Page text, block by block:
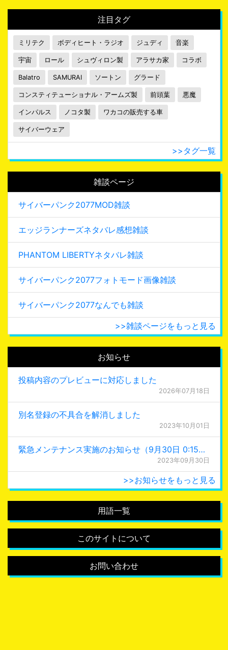
注目タグ
ミリテク ボディヒート・ラジオ ジュディ 音楽
宇宙 ロール シュヴィロン製 アラサカ家 コラボ
Balatro SAMURAI ソートン グラード
コンスティテューショナル・アームズ製 前頭葉 悪魔
インパルス ノコタ製 ワカコの販売する車
サイバーウェア
>>タグ一覧
雑談ページ
サイバーパンク2077MOD雑談
エッジランナーズネタバレ感想雑談
PHANTOM LIBERTYネタバレ雑談
サイバーパンク2077フォトモード画像雑談
サイバーパンク2077なんでも雑談
>>雑談ページをもっと見る
お知らせ
投稿内容のプレビューに対応しました
2026年07月18日
別名登録の不具合を解消しました
2023年10月01日
緊急メンテナンス実施のお知らせ（9月30日 0:15更新）
2023年09月30日
>>お知らせをもっと見る
用語一覧
このサイトについて
お問い合わせ